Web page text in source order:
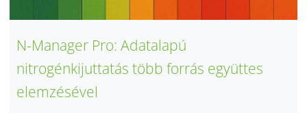
N-Manager Pro: Adatalapú
nitrogénkijuttatás több forrás együttes
elemzésével